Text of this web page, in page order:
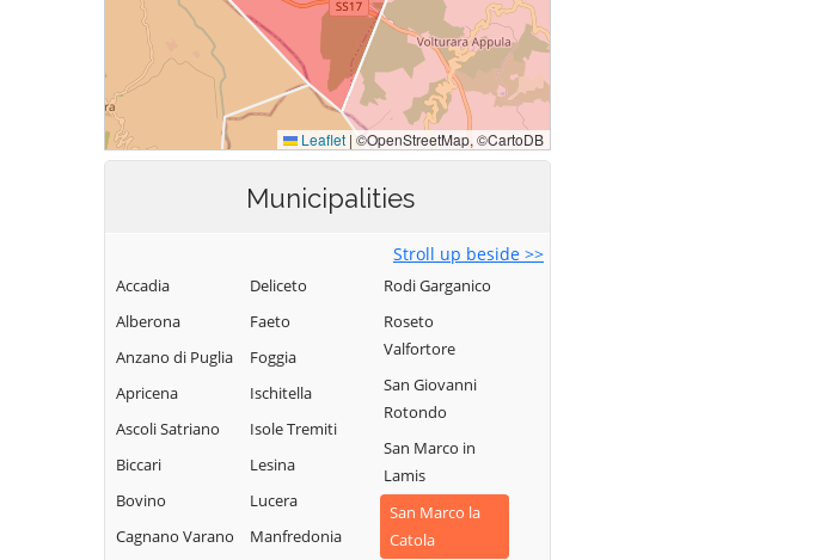
Municipalities
Stroll up beside >>
Accadia
Alberona
Anzano di Puglia
Apricena
Ascoli Satriano
Biccari
Bovino
Cagnano Varano
Deliceto
Faeto
Foggia
Ischitella
Isole Tremiti
Lesina
Lucera
Manfredonia
Rodi Garganico
Roseto
Valfortore
San Giovanni
Rotondo
San Marco in
Lamis
San Marco la
Catola